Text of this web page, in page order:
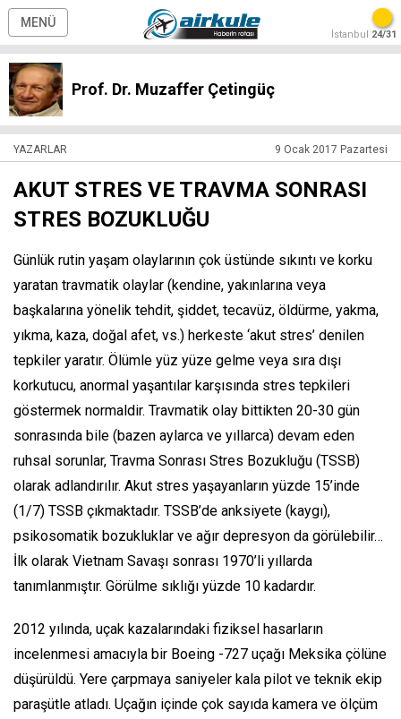
MENÜ
İstanbul 24/31
Prof. Dr. Muzaffer Çetingüç
YAZARLAR 9 Ocak 2017 Pazartesi
AKUT STRES VE TRAVMA SONRASI
STRES BOZUKLUĞU
Günlük rutin yaşam olaylarının çok üstünde sıkıntı ve korku
yaratan travmatik olaylar (kendine, yakınlarına veya
başkalarına yönelik tehdit, şiddet, tecavüz, öldürme, yakma,
yıkma, kaza, doğal afet, vs.) herkeste ‘akut stres’ denilen
tepkiler yaratır. Ölümle yüz yüze gelme veya sıra dışı
korkutucu, anormal yaşantılar karşısında stres tepkileri
göstermek normaldir. Travmatik olay bittikten 20-30 gün
sonrasında bile (bazen aylarca ve yıllarca) devam eden
ruhsal sorunlar, Travma Sonrası Stres Bozukluğu (TSSB)
olarak adlandırılır. Akut stres yaşayanların yüzde 15’inde
(1/7) TSSB çıkmaktadır. TSSB’de anksiyete (kaygı),
psikosomatik bozukluklar ve ağır depresyon da görülebilir…
İlk olarak Vietnam Savaşı sonrası 1970’li yıllarda
tanımlanmıştır. Görülme sıklığı yüzde 10 kadardır.
2012 yılında, uçak kazalarındaki fiziksel hasarların
incelenmesi amacıyla bir Boeing -727 uçağı Meksika çölüne
düşürüldü. Yere çarpmaya saniyeler kala pilot ve teknik ekip
paraşütle atladı. Uçağın içinde çok sayıda kamera ve ölçüm